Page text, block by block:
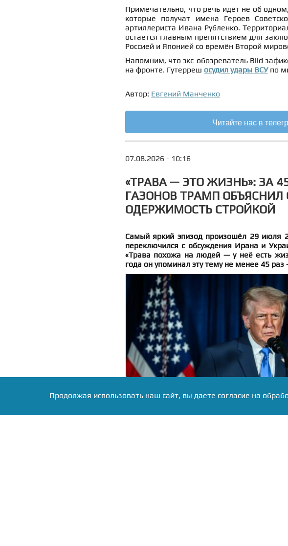
Примечательно, что речь идёт не об
которые получат имена Героев
артиллериста Ивана Рубленко.
остаётся главным препятствием для
Россией и Японией со времён Второй
Напомним, что экс-обозреватель Bild
на фронте. Гутерреш осудил удары ВСУпо
Автор: Евгений Манченко
Читайте нас в
07.08.2026 - 10:16
«ТРАВА — ЭТО ЖИЗНЬ»: ЗА
ГАЗОНОВ ТРАМП ОБЪЯСНИЛ
ОДЕРЖИМОСТЬ СТРОЙКОЙ
Самый яркий эпизод произошёл 29 июля
переключился с обсуждения Ирана и
«Трава похожа на людей — у неё есть
года он упоминал эту тему не менее 45
Продолжая использовать наш сайт, вы даете согласие на